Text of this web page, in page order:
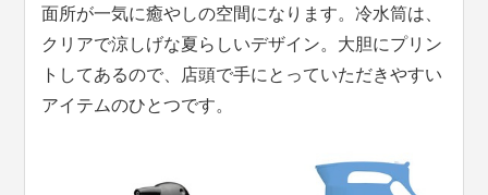
面所が一気に癒やしの空間になります。冷水筒は、
クリアで涼しげな夏らしいデザイン。大胆にプリン
トしてあるので、店頭で手にとっていただきやすい
アイテムのひとつです。